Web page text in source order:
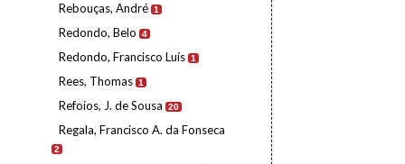
Rebouças, André 1
Redondo, Belo 4
Redondo, Francisco Luís 1
Rees, Thomas 1
Refoios, J. de Sousa 20
Regala, Francisco A. da Fonseca
2